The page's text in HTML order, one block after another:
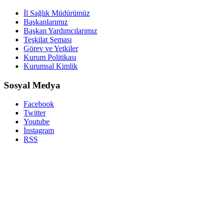
İl Sağlık Müdürümüz
Başkanlarımız
Başkan Yardımcılarımız
Teşkilat Şeması
Görev ve Yetkiler
Kurum Politikası
Kurumsal Kimlik
Sosyal Medya
Facebook
Twitter
Youtube
İnstagram
RSS